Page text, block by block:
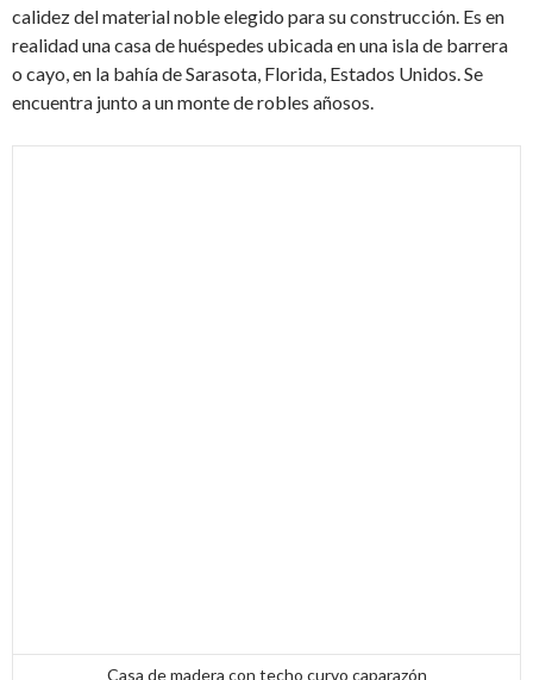
calidez del material noble elegido para su construcción. Es en
realidad una casa de huéspedes ubicada en una isla de barrera
o cayo, en la bahía de Sarasota, Florida, Estados Unidos. Se
encuentra junto a un monte de robles añosos.
Casa de madera con techo curvo caparazón